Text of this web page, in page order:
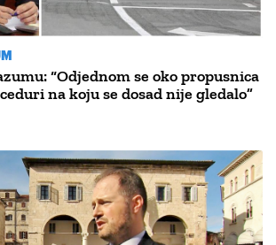
“Odjednom se oko propusnica
na koju se dosad nije gledalo”